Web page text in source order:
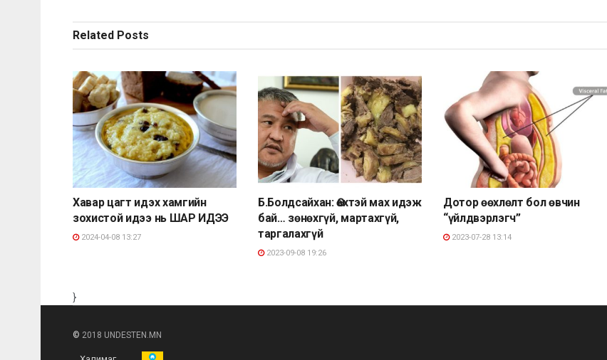
Related Posts
Хавар цагт идэх хамгийн
зохистой идээ нь ШАР ИДЭЭ
2024-04-08 13:27
Б.Болдсайхан: Өөхтэй мах идэж
бай… зөнөхгүй, мартахгүй,
таргалахгүй
2023-09-08 19:26
Дотор өөхлөлт бол өвчин
“үйлдвэрлэгч”
2023-07-28 13:14
}
© 2018 UNDESTEN.MN